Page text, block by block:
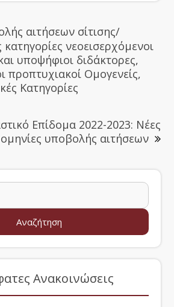
αιτήσεων σίτισης/
κατηγορίες νεοεισερχόμενοι
υποψήφιοι διδάκτορες,
προπτυχιακοί Ομογενείς,
Κατηγορίες
Επίδομα 2022-2023: Νέες
υποβολής αιτήσεων
Ανακοινώσεις